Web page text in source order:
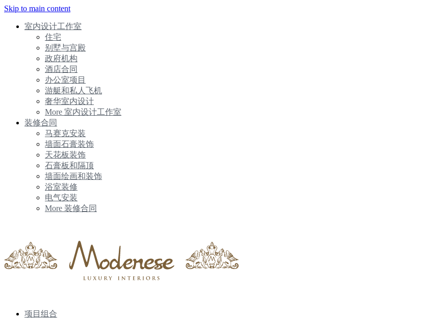
Skip to main content
室内设计工作室
住宅
别墅与宫殿
政府机构
酒店合同
办公室项目
游艇和私人飞机
奢华室内设计
More 室内设计工作室
装修合同
马赛克安装
墙面石膏装饰
天花板装饰
石膏板和隔顶
墙面绘画和装饰
浴室装修
电气安装
More 装修合同
项目组合